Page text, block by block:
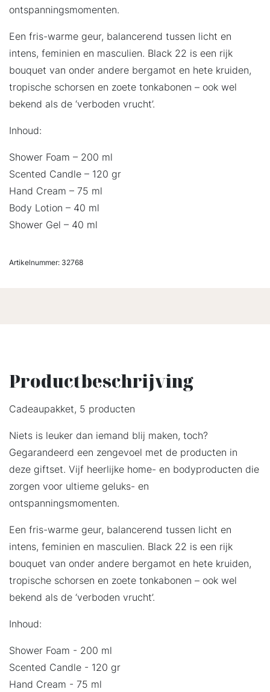
ontspanningsmomenten.
Een fris-warme geur, balancerend tussen licht en
intens, feminien en masculien. Black 22 is een rijk
bouquet van onder andere bergamot en hete kruiden,
tropische schorsen en zoete tonkabonen – ook wel
bekend als de ‘verboden vrucht’.
Inhoud:
Shower Foam – 200 ml
Scented Candle – 120 gr
Hand Cream – 75 ml
Body Lotion – 40 ml
Shower Gel – 40 ml
Artikelnummer: 32768
Productbeschrijving
Cadeaupakket, 5 producten
Niets is leuker dan iemand blij maken, toch?
Gegarandeerd een zengevoel met de producten in
deze giftset. Vijf heerlijke home- en bodyproducten die
zorgen voor ultieme geluks- en
ontspanningsmomenten.
Een fris-warme geur, balancerend tussen licht en
intens, feminien en masculien. Black 22 is een rijk
bouquet van onder andere bergamot en hete kruiden,
tropische schorsen en zoete tonkabonen – ook wel
bekend als de ‘verboden vrucht’.
Inhoud:
Shower Foam - 200 ml
Scented Candle - 120 gr
Hand Cream - 75 ml